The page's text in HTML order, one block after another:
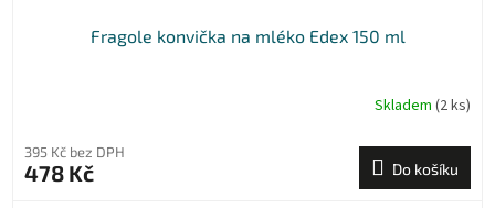
Fragole konvička na mléko Edex 150 ml
Skladem (2 ks)
395 Kč bez DPH
478 Kč Do košíku